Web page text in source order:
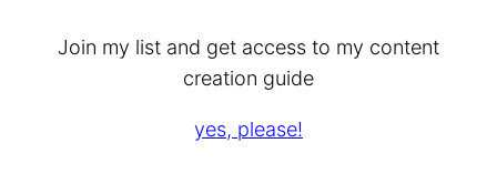
Join my list and get access to my content
creation guide
yes, please!